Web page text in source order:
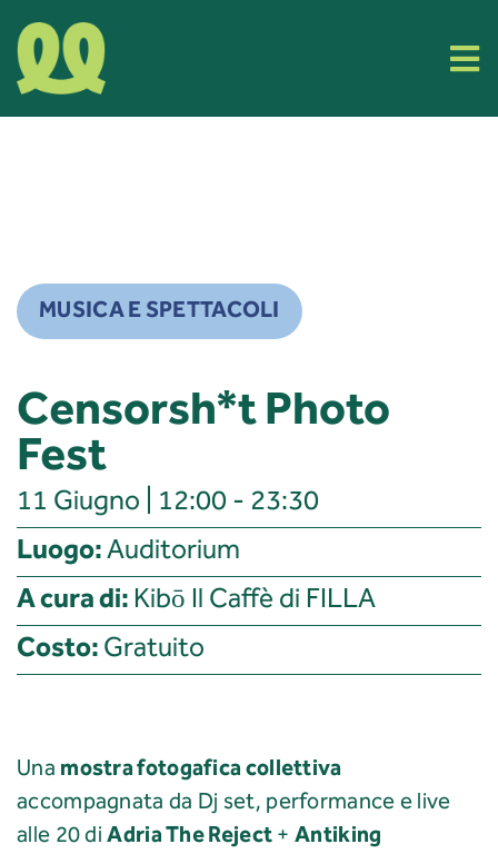
Skip
to
content
Organizza il tuo evento
MUSICA E SPETTACOLI
Censorsh*t Photo
Fest
11 Giugno | 12:00 - 23:30
Luogo:Auditorium
A cura di: Kibō Il Caffè di FILLA
Costo:Gratuito
Una mostra fotogafica collettiva
accompagnata da Dj set, performance e live
alle 20 diAdria The Reject+Antiking